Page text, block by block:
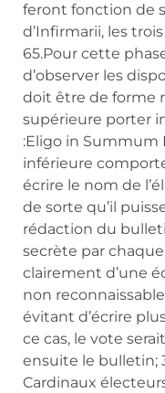
feront fonction de
d’Infirmarii, les
65.Pour cette
d’observer les
doit être de forme
supérieure porter
:Eligo in Summum
inférieure
écrire le nom de
de sorte qu’il
rédaction du
secrète par
clairement d’une
non
évitant d’écrire
ce cas, le vote
ensuite le bulletin;
Cardinaux